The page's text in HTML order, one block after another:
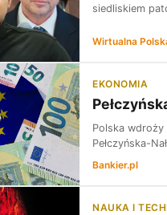
siedliskiem
Wirtualna
EKONOMIA
Polska wdroży
Pełczyńska-
Bankier.pl
NAUKA I